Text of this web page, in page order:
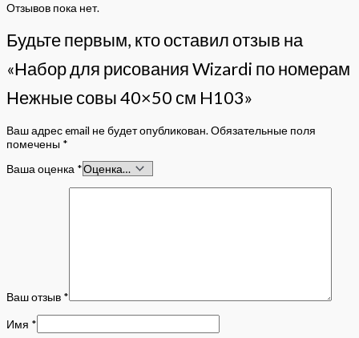
Отзывов пока нет.
Будьте первым, кто оставил отзыв на
«Набор для рисования Wizardi по номерам
Нежные совы 40×50 см H103»
Ваш адрес email не будет опубликован.Обязательные поля
помечены *
Ваша оценка *
Ваш отзыв *
Имя *